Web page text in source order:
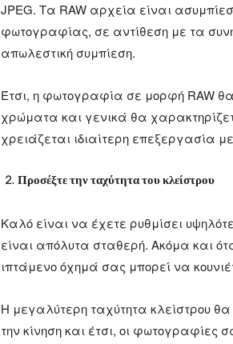
JPEG. Τα RAW αρχεία είναι
φωτογραφίας, σε αντίθεση με τα
απωλεστική συμπίεση.
Έτσι, η φωτογραφία σε μορφή RAW θα
χρώματα και γενικά θα
χρειάζεται ιδιαίτερη επεξεργασία
Προσέξτε την ταχύτητα του κλείστρου
Καλό είναι να έχετε ρυθμίσει
είναι απόλυτα σταθερή. Ακόμα και
ιπτάμενο όχημά σας μπορεί να
Η μεγαλύτερη ταχύτητα κλείστρου
την κίνηση και έτσι, οι φωτογραφίες